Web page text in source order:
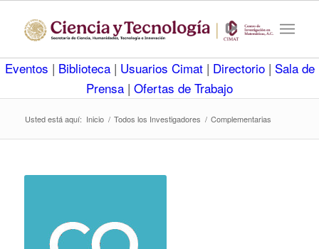
Eventos | Biblioteca | Usuarios Cimat | Directorio | Sala de
Prensa | Ofertas de Trabajo
Usted está aquí: Inicio / Todos los Investigadores / Complementarias